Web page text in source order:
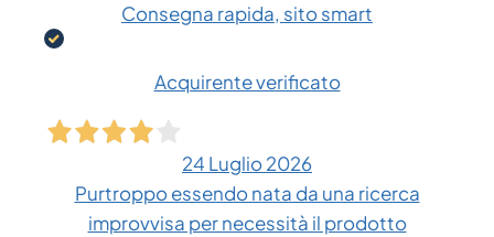
Consegna rapida, sito smart
Acquirente verificato
24 Luglio 2026
Purtroppo essendo nata da una ricerca
improvvisa per necessità il prodotto